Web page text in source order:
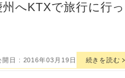
へKTXで旅行に行っ
開日 : 2016年03月19日 続きを読む